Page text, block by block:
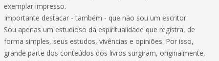
exemplar impresso.
Importante destacar - também - que não sou um escritor.
Sou apenas um estudioso da espiritualidade que registra, de
forma simples, seus estudos, vivências e opiniões. Por isso,
grande parte dos conteúdos dos livros surgiram, originalmente,